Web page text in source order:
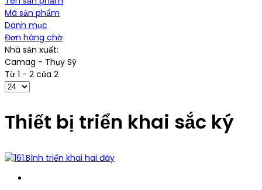
Mã sản phẩm
Danh mục
Đơn hàng chờ
Nhà sản xuất:
Camag - Thụy Sỹ
Từ 1 - 2 của 2
Thiết bị triển khai sắc ký